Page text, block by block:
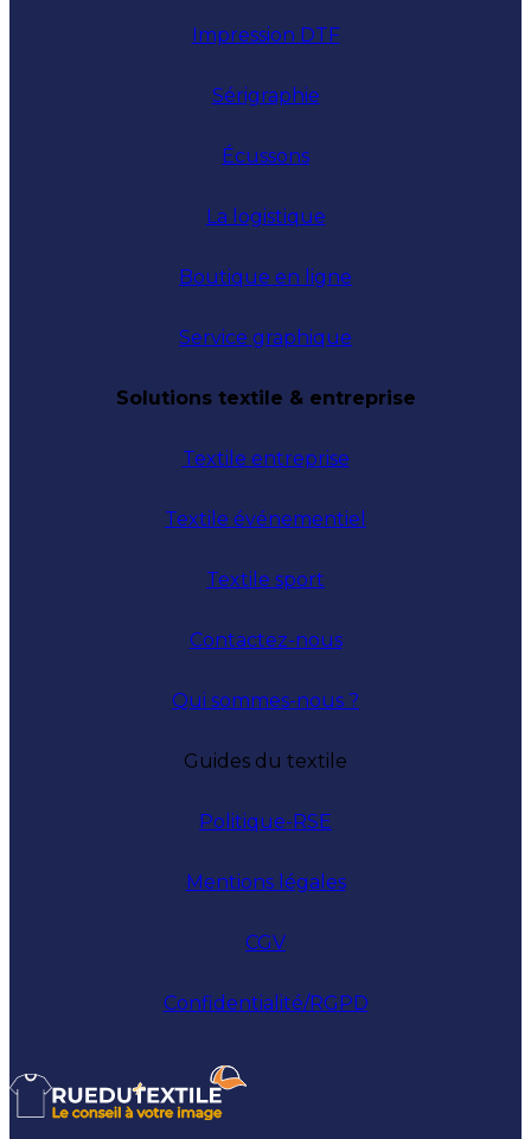
Impression DTF
Sérigraphie
Écussons
La logistique
Boutique en ligne
Service graphique
Solutions textile & entreprise
Textile entreprise
Textile événementiel
Textile sport
Contactez-nous
Qui sommes-nous ?
Guides du textile
Politique-RSE
Mentions légales
CGV
Confidentialité/RGPD